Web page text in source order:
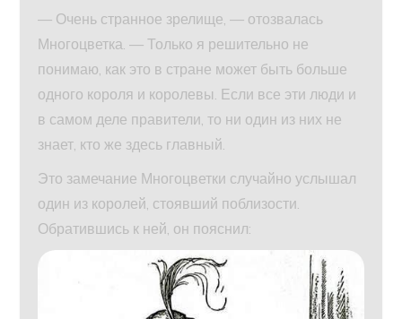
— Очень странное зрелище, — отозвалась
Многоцветка. — Только я решительно не
понимаю, как это в стране может быть больше
одного короля и королевы. Если все эти люди и
в самом деле правители, то ни один из них не
знает, кто же здесь главный.
Это замечание Многоцветки случайно услышал
один из королей, стоявший поблизости.
Обратившись к ней, он пояснил: